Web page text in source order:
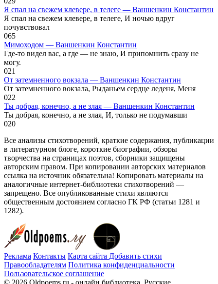
Я спал на свежем клевере, в телеге — Ваншенкин Константин
Я спал на свежем клевере, в телеге, И ночью вдруг
почувствовал
065
Мимоходом — Ваншенкин Константин
Где-то видел вас, а где — не знаю, И припомнить сразу не
могу.
021
От затемненного вокзала — Ваншенкин Константин
От затемненного вокзала, Рыданьем сердце леденя, Меня
022
Ты добрая, конечно, а не злая — Ваншенкин Константин
Ты добрая, конечно, а не злая, И, только не подумавши
020
Все анализы стихотворений, краткие содержания, публикации
в литературном блоге, короткие биографии, обзоры
творчества на страницах поэтов, сборники защищены
авторским правом. При копировании авторских материалов
ссылка на источник обязательна! Копировать материалы на
аналогичные интернет-библиотеки стихотворений —
запрещено. Все опубликованные стихи являются
общественным достоянием согласно ГК РФ (статьи 1281 и
1282).
Реклама Контакты Карта сайта Добавить стихи
Правообладателям Политика конфиденциальности
Пользовательское соглашение
© 2026 Oldpoems.ru - онлайн библиотека. Русские,